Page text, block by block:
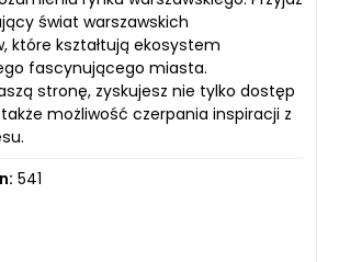
świat warszawskich
które kształtują ekosystem
fascynującego miasta.
stronę, zyskujesz nie tylko dostęp
możliwość czerpania inspiracji z
541